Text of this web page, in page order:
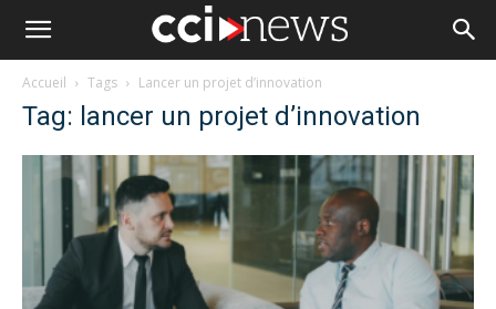
Accueil Tags Lancer un projet d’innovation
Tag: lancer un projet d’innovation